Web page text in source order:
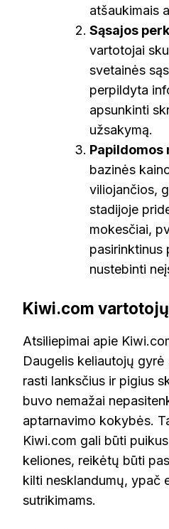
atšaukimais
Sąsajos
vartotojai
svetainės
perpildyta
apsunkinti
užsakymą.
Papildomos
bazinės
viliojančios,
stadijoje
mokesčiai,
pasirinktinus
nustebinti
Kiwi.com
Atsiliepimai apie
Daugelis keliautojų
rasti lanksčius ir pigius
buvo nemažai
aptarnavimo kokybės.
Kiwi.com gali būti
keliones, reikėtų būti
kilti nesklandumų, ypač
sutrikimams.